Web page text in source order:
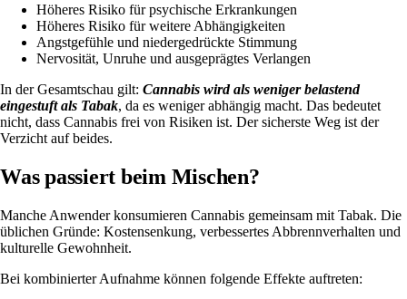
Höheres Risiko für psychische Erkrankungen
Höheres Risiko für weitere Abhängigkeiten
Angstgefühle und niedergedrückte Stimmung
Nervosität, Unruhe und ausgeprägtes Verlangen
In der Gesamtschau gilt: Cannabis wird als weniger belastend
eingestuft als Tabak, da es weniger abhängig macht. Das bedeutet
nicht, dass Cannabis frei von Risiken ist. Der sicherste Weg ist der
Verzicht auf beides.
Was passiert beim Mischen?
Manche Anwender konsumieren Cannabis gemeinsam mit Tabak. Die
üblichen Gründe: Kostensenkung, verbessertes Abbrennverhalten und
kulturelle Gewohnheit.
Bei kombinierter Aufnahme können folgende Effekte auftreten: